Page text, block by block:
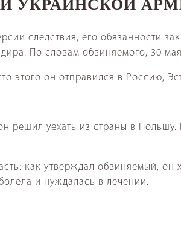
И УКРАИНСКОЙ
следствия, его обязанности
По словам обвиняемого, 30
этого он отправился в Россию,
решил уехать из страны в
как утверждал обвиняемый, он
и нуждалась в лечении.